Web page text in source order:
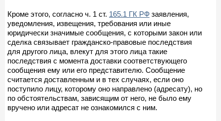
Кроме этого, согласно ч. 1 ст. 165.1 ГК РФ заявления,
уведомления, извещения, требования или иные
юридически значимые сообщения, с которыми закон или
сделка связывает гражданско-правовые последствия
для другого лица, влекут для этого лица такие
последствия с момента доставки соответствующего
сообщения ему или его представителю. Сообщение
считается доставленным и в тех случаях, если оно
поступило лицу, которому оно направлено (адресату), но
по обстоятельствам, зависящим от него, не было ему
вручено или адресат не ознакомился с ним.